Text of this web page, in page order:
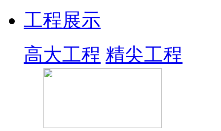
工程展示
高大工程 精尖工程